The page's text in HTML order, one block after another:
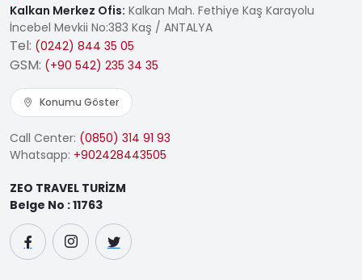
Kalkan Merkez Ofis: Kalkan Mah. Fethiye Kaş Karayolu
İncebel Mevkii No:383 Kaş / ANTALYA
Tel: (0242) 844 35 05
GSM: (+90 542) 235 34 35
Konumu Göster
Call Center: (0850) 314 91 93
Whatsapp: +902428443505
ZEO TRAVEL TURİZM
Belge No : 11763